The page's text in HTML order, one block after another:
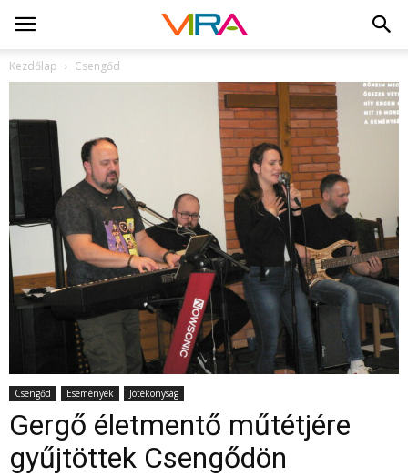
Kezdőlap Csengőd
Csengőd Események Jótékonyság
Gergő életmentő műtétjére
gyűjtöttek Csengődön